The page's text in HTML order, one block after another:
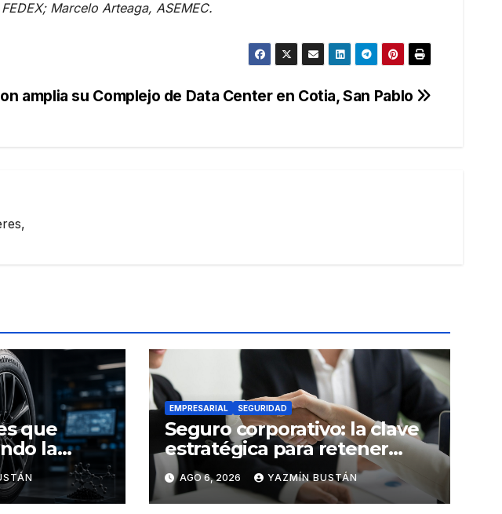
Marcelo Arteaga, ASEMEC.
amplia su Complejo de Data Center en Cotia, San Pablo
que
la
y
de la
EMPRESARIAL SEGURIDAD
Seguro corporativo: la clave
estratégica para retener
talento en Ecuador
AGO 6, 2026 YAZMÍN BUSTÁN